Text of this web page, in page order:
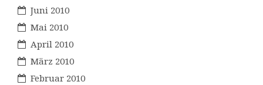
Juni 2010
Mai 2010
April 2010
März 2010
Februar 2010